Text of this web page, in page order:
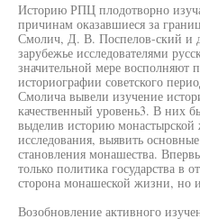
Историю РПЦ плодотворно
причинам оказавшиеся за
Смолич, Д. В. Поспелов-ский и
зарубежье исследователями
значительной мере восполняют
историографии советского
Смолича вывели изучение
качественный уровень3. В них
выделив историю
исследования, выявить
становления монашества.
только политика государства
сторона монашеской жизни, но
Возобновление активного